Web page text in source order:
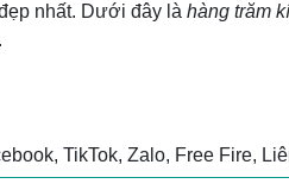
nhất. Dưới đây là hàng trăm
TikTok, Zalo, Free Fire,